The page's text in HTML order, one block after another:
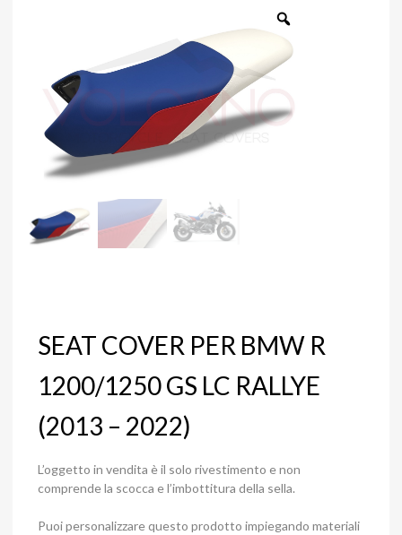
SEAT COVER PER BMW R
1200/1250 GS LC RALLYE
(2013 – 2022)
L’oggetto in vendita è il solo rivestimento e non
comprende la scocca e l’imbottitura della sella.
Puoi personalizzare questo prodotto impiegando materiali